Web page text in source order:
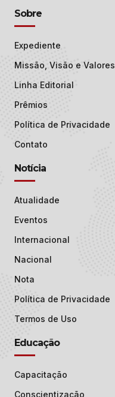
Sobre
Expediente
Missão, Visão e Valores
Linha Editorial
Prêmios
Política de Privacidade
Contato
Notícia
Atualidade
Eventos
Internacional
Nacional
Nota
Política de Privacidade
Termos de Uso
Educação
Capacitação
Conscientização